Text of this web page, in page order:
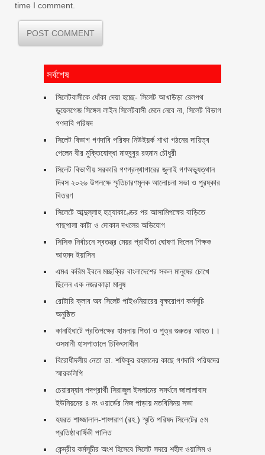
time I comment.
সর্বশেষ
‎সিলেটবাসীকে ধোঁকা দেয়া হচ্ছে- সিলেট আখাউড়া রেলপথ
ডুয়েলগেজ সিঙ্গেল লাইন সিলেটবাসী মেনে নেবে না, সিলেট বিভাগ
গণদাবি পরিষদ
সিলেট বিভাগ গণদাবি পরিষদ নিউইয়র্ক শাখা গঠনের দায়িত্ব
পেলেন বীর মুক্তিযোদ্ধা মাহবুবুর রহমান চৌধুরী ‎ ‎
সিলেট বিভাগীয় সরকারি গণগ্রন্থাগারের জুলাই গণঅভ্যুত্থান
দিবস ২০২৬ উপলক্ষে স্মৃতিচারণমূলক আলোচনা সভা ও পুরষ্কার
বিতরণ ‎ ‎
সিলেটে আব্দুল্লাহ হত্যাকাণ্ডের পর আসামিপক্ষের বাড়িতে
গাছপালা কাটা ও দোকান দখলের অভিযোগ
সিসিক নির্বাচনে স্বতন্ত্র মেয়র প্রার্থীতা ঘোষণা দিলেন শিক্ষক
আহমদ ইয়াসিন
এমএ করিম ইবনে মচ্ছব্বির বাংলাদেশের সকল মানুষের চোখে
ছিলেন এক নজরকাড়া মানুষ ‎
রোটারি ক্লাব অব সিলেট পাইওনিয়ারের বৃক্ষরোপণ কর্মসূচি
অনুষ্ঠিত
কানাইঘাটে প্রতিপক্ষের হামলায় পিতা ও পুত্র গুরুতর আহত।।
ওসমানী হাসপাতালে চিকিৎসাধীন
বিরোধীদলীয় নেতা ডা. শফিকুর রহমানের কাছে গণদাবি পরিষদের
স্মারকলিপি ‎
চেয়ারম্যান পদপ্রার্থী সিরাজুল ইসলামের সমর্থনে জালালাবাদ
ইউনিয়নের ৪ নং ওয়ার্ডের নিজ পাড়ায় মতবিনিময় সভা
হযরত শাহ্জালাল-শাহ্পরাণ (রহ.) স্মৃতি পরিষদ সিলেটের ৫ম
প্রতিষ্ঠাবার্ষিকী পালিত ‎​
কেন্দ্রীয় কর্মসূচীর অংশ হিসেবে সিলেট সদরে শহীদ ওয়াসিম ও